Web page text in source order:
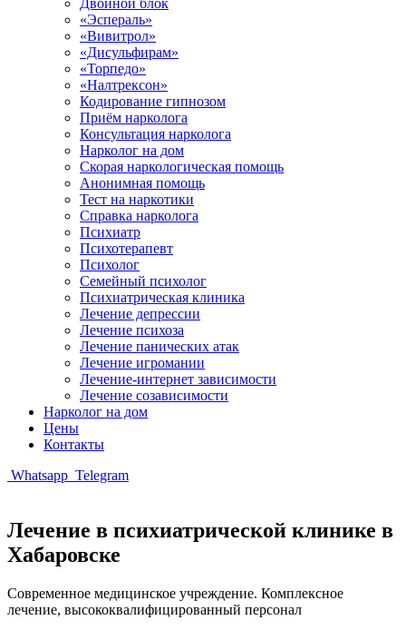
Двойной блок
«Эспераль»
«Вивитрол»
«Дисульфирам»
«Торпедо»
«Налтрексон»
Кодирование гипнозом
Приём нарколога
Консультация нарколога
Нарколог на дом
Скорая наркологическая помощь
Анонимная помощь
Тест на наркотики
Справка нарколога
Психиатр
Психотерапевт
Психолог
Семейный психолог
Психиатрическая клиника
Лечение депрессии
Лечение психоза
Лечение панических атак
Лечение игромании
Лечение-интернет зависимости
Лечение созависимости
Нарколог на дом
Цены
Контакты
Whatsapp Telegram
Лечение в психиатрической клинике в
Хабаровске
Современное медицинское учреждение. Комплексное
лечение, высококвалифицированный персонал